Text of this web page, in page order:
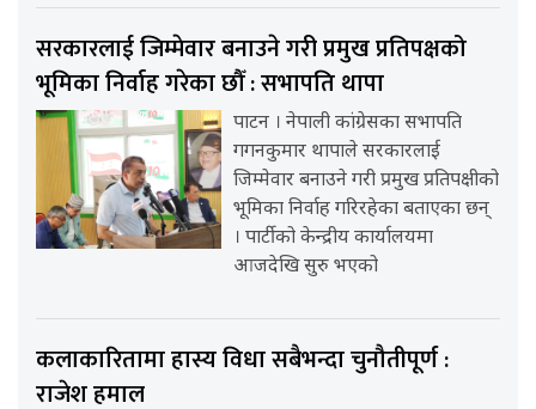
सरकारलाई जिम्मेवार बनाउने गरी प्रमुख प्रतिपक्षको
भूमिका निर्वाह गरेका छौँ : सभापति थापा
पाटन । नेपाली कांग्रेसका सभापति
गगनकुमार थापाले सरकारलाई
जिम्मेवार बनाउने गरी प्रमुख प्रतिपक्षीको
भूमिका निर्वाह गरिरहेका बताएका छन्
। पार्टीको केन्द्रीय कार्यालयमा
आजदेखि सुरु भएको
कलाकारितामा हास्य विधा सबैभन्दा चुनौतीपूर्ण :
राजेश हमाल